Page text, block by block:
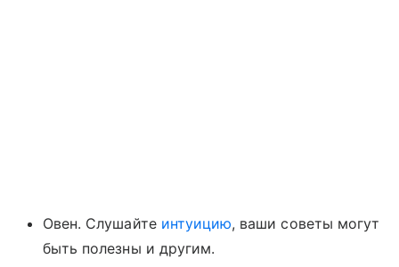
Овен. Слушайте интуицию, ваши советы могут
быть полезны и другим.